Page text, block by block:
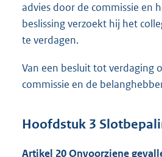
advies door de commissie en
beslissing verzoekt hij het
te verdagen.
Van een besluit tot verdaging
commissie en de
Hoofdstuk 3
Artikel 20 Onvoorziene